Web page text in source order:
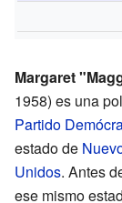
Margaret
1958) es una
Partido
estado de
Unidos. Antes
ese mismo